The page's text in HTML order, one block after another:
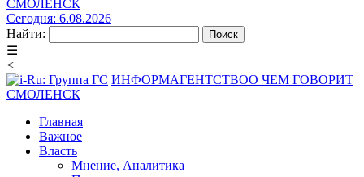
СМОЛЕНСК
Сегодня: 6.08.2026
Найти:
☰
<
ИНФОРМАГЕНТСТВОО ЧЕМ ГОВОРИТ
СМОЛЕНСК
Главная
Важное
Власть
Мнение, Аналитика